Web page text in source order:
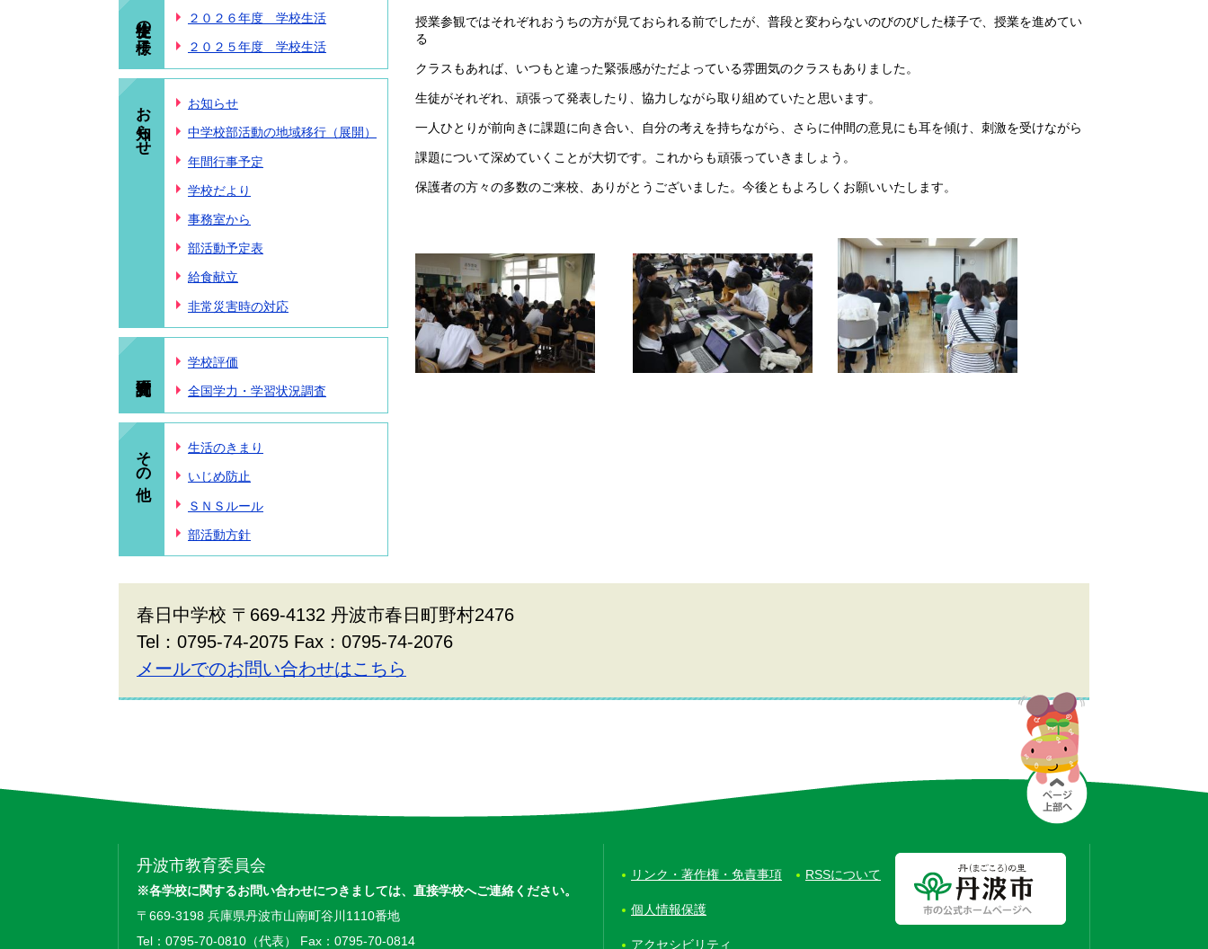
生徒の様子 ２０２６年度 学校生活
２０２５年度 学校生活
お知らせ お知らせ
中学校部活動の地域移行（展開）
年間行事予定
学校だより
事務室から
部活動予定表
給食献立
非常災害時の対応
学校評価
全国学力・学習状況調査
その他 生活のきまり
いじめ防止
ＳＮＳルール
部活動方針
授業参観ではそれぞれおうちの方が見ておられる前でしたが、普段と変わらないのびのびした様子で、授業を進めてい
る
クラスもあれば、いつもと違った緊張感がただよっている雰囲気のクラスもありました。
生徒がそれぞれ、頑張って発表したり、協力しながら取り組めていたと思います。
一人ひとりが前向きに課題に向き合い、自分の考えを持ちながら、さらに仲間の意見にも耳を傾け、刺激を受けながら
課題について深めていくことが大切です。これからも頑張っていきましょう。
保護者の方々の多数のご来校、ありがとうございました。今後ともよろしくお願いいたします。
春日中学校 〒669-4132 丹波市春日町野村2476
Tel：0795-74-2075 Fax：0795-74-2076
メールでのお問い合わせはこちら
丹波市教育委員会
※各学校に関するお問い合わせにつきましては、 直接学校へご連絡ください。
〒669-3198 兵庫県丹波市山南町谷川1110番地
Tel：0795-70-0810（代表） Fax：0795-70-0814
リンク・著作権・免責事項 RSSについて
個人情報保護
アクセシビリティ